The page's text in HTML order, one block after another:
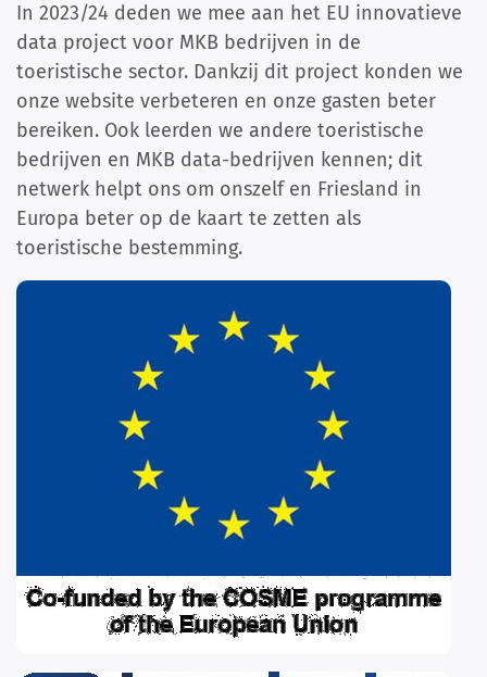
In 2023/24 deden we mee aan het EU innovatieve
data project voor MKB bedrijven in de
toeristische sector. Dankzij dit project konden we
onze website verbeteren en onze gasten beter
bereiken. Ook leerden we andere toeristische
bedrijven en MKB data-bedrijven kennen; dit
netwerk helpt ons om onszelf en Friesland in
Europa beter op de kaart te zetten als
toeristische bestemming.